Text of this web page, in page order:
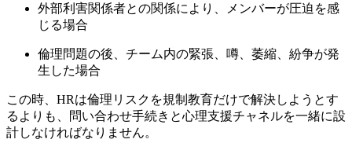
外部利害関係者との関係により、メンバーが圧迫を感
じる場合
倫理問題の後、チーム内の緊張、噂、萎縮、紛争が発
生した場合
この時、HRは倫理リスクを規制教育だけで解決しようとす
るよりも、問い合わせ手続きと心理支援チャネルを一緒に設
計しなければなりません。